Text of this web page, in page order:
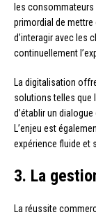
les consommateurs
primordial de
d’interagir avec les
continuellement
La digitalisation
solutions telles que
d’établir un
L’enjeu est
expérience fluide et
3. La
La réussite